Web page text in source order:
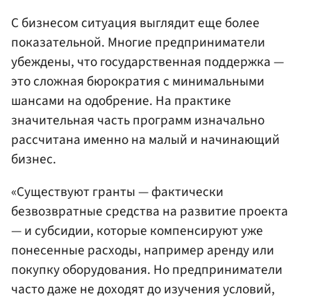
С бизнесом ситуация выглядит еще более
показательной. Многие предприниматели
убеждены, что государственная поддержка —
это сложная бюрократия с минимальными
шансами на одобрение. На практике
значительная часть программ изначально
рассчитана именно на малый и начинающий
бизнес.
«Существуют гранты — фактически
безвозвратные средства на развитие проекта
— и субсидии, которые компенсируют уже
понесенные расходы, например аренду или
покупку оборудования. Но предприниматели
часто даже не доходят до изучения условий,